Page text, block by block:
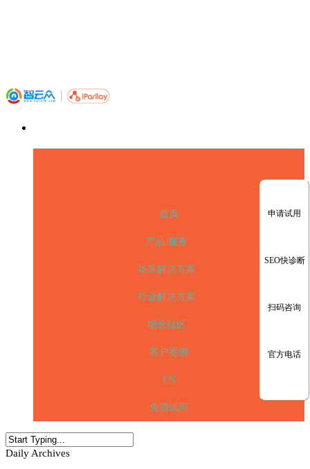
首页
产品/服务
场景解决方案
行业解决方案
增长社区
客户案例
EN
免费试用
Daily Archives
申请试用
SEO快诊断
扫码咨询
官方电话